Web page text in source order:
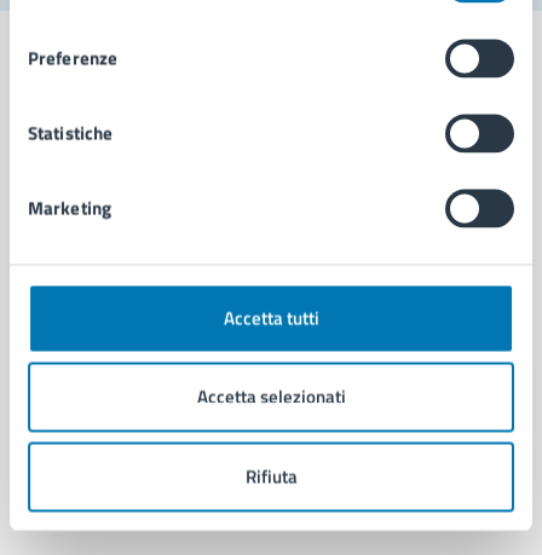
Preferenze
Statistiche
Marketing
Accetta tutti
Accetta selezionati
Rifiuta
Comune di Napoli
AMMINISTRAZIONE
Organi di governo
Enti e fondazioni
Personale amministrativo
Intranet, posta aziendale e protocollo